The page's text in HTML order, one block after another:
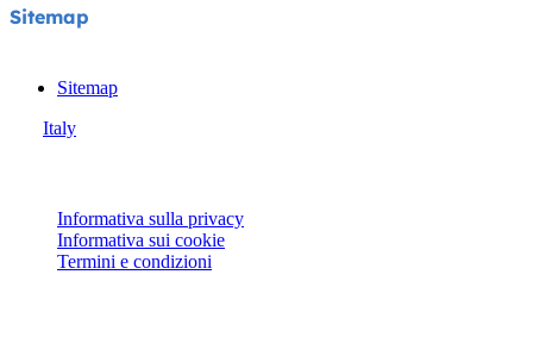
Sitemap
Sitemap
Italy
Informativa sulla privacy
Informativa sui cookie
Termini e condizioni